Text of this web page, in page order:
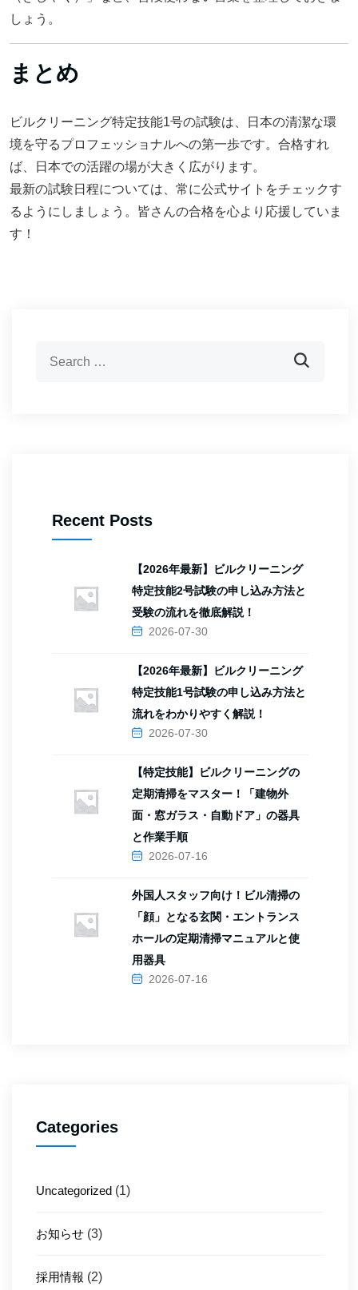
しょう。
まとめ
ビルクリーニング特定技能1号の試験は、日本の清潔な環
境を守るプロフェッショナルへの第一歩です。合格すれ
ば、日本での活躍の場が大きく広がります。
最新の試験日程については、常に公式サイトをチェックす
るようにしましょう。皆さんの合格を心より応援していま
す！
Recent Posts
【2026年最新】ビルクリーニング
特定技能2号試験の申し込み方法と
受験の流れを徹底解説！
2026-07-30
【2026年最新】ビルクリーニング
特定技能1号試験の申し込み方法と
流れをわかりやすく解説！
2026-07-30
【特定技能】ビルクリーニングの
定期清掃をマスター！「建物外
面・窓ガラス・自動ドア」の器具
と作業手順
2026-07-16
外国人スタッフ向け！ビル清掃の
「顔」となる玄関・エントランス
ホールの定期清掃マニュアルと使
用器具
2026-07-16
Categories
Uncategorized (1)
お知らせ (3)
採用情報 (2)